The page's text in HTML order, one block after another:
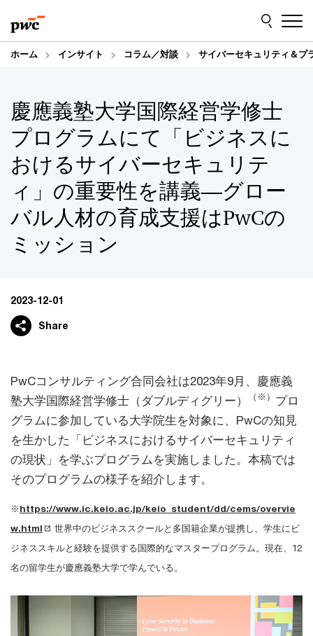
to
content
to
footer
ホーム インサイト コラム／対談 サイバーセキュリティ＆プ
慶應義塾大学国際経営学修士
プログラムにて「ビジネスに
おけるサイバーセキュリテ
ィ」の重要性を講義―グロー
バル人材の育成支援はPwCの
ミッション
2023-12-01
Share
PwCコンサルティング合同会社は2023年9月、慶應義
塾大学国際経営学修士（ダブルディグリー）
（※） プロ
グラムに参加している大学院生を対象に、PwCの知見
を生かした「ビジネスにおけるサイバーセキュリティ
の現状」を学ぶプログラムを実施しました。本稿では
そのプログラムの様子を紹介します。
※https://www.ic.keio.ac.jp/keio_student/dd/cems/overvie
w.html
世界中のビジネススクールと多国籍企業が提携し、学生にビ
ジネススキルと経験を提供する国際的なマスタープログラム。現在、12
名の留学生が慶應義塾大学で学んでいる。